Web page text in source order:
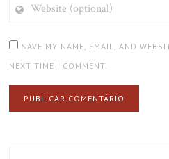
(OPTIONAL)
SAVE MY NAME, EMAIL, AND
NEXT TIME I COMMENT.